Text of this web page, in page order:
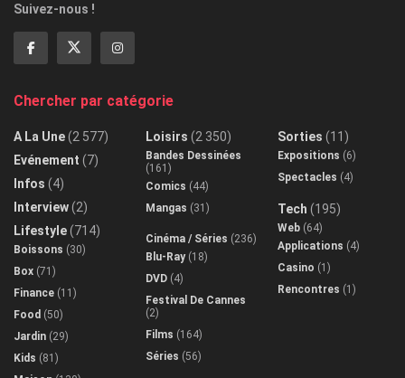
Suivez-nous !
Chercher par catégorie
A La Une(2 577)
Evénement (7)
Infos (4)
Interview(2)
Lifestyle(714)
Boissons (30)
Box (71)
Finance (11)
Food (50)
Jardin (29)
Kids (81)
Loisirs (2 350)
Bandes Dessinées
(161)
Comics (44)
Mangas (31)
Cinéma / Séries (236)
Blu-Ray(18)
DVD (4)
Festival De Cannes
(2)
Films (164)
Séries (56)
Sorties (11)
Expositions (6)
Spectacles (4)
Tech (195)
Web (64)
Applications (4)
Casino (1)
Rencontres (1)